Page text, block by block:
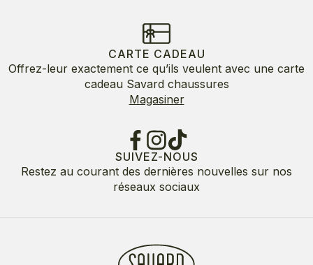
CARTE CADEAU
Offrez-leur exactement ce qu’ils veulent avec une carte
cadeau Savard chaussures
Magasiner
SUIVEZ-NOUS
Restez au courant des dernières nouvelles sur nos
réseaux sociaux